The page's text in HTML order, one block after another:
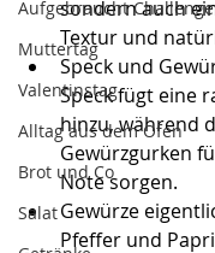
Aufgebraucht Challenge
Muttertag
Valentinstag
Alltag aus dem Ofen
Brot und Co
Salat
sondern auch
Textur und
Speck und
Speck fügt eine
hinzu, während
Gewürzgurken
Note sorgen.
Gewürze
Pfeffer und